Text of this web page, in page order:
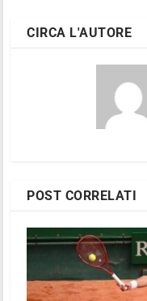
CIRCA L'AUTORE
POST CORRELATI